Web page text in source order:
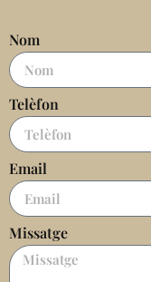
Nom
Telèfon
Email
Missatge